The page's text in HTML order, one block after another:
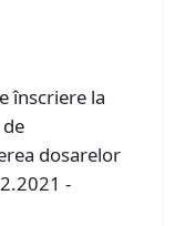
înscriere la
dosarelor
-